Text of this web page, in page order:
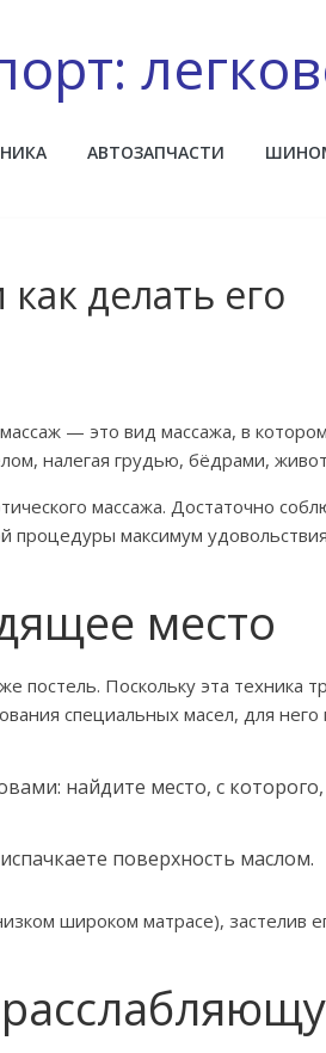
АВТОЗАПЧАСТИ
делать его
— это вид массажа, в
налегая грудью, бёдрами,
массажа. Достаточно
процедуры максимум
место
постель. Поскольку эта техника
специальных масел, для него
найдите место, с
поверхность маслом.
широком матрасе), застелив